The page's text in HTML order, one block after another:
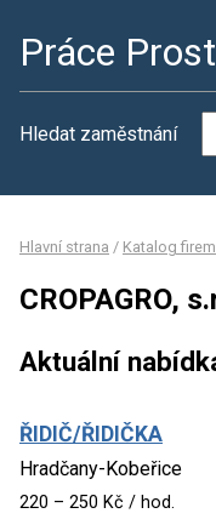
Práce
Hledat zaměstnání
Hlavní strana / Katalog firem
CROPAGRO,
Aktuální
ŘIDIČ/ŘIDIČKA
Hradčany-Kobeřice
220 – 250 Kč / hod.